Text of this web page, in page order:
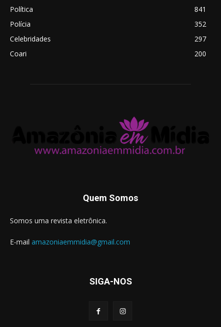
Política
841
Polícia
352
Celebridades
297
Coari
200
Quem Somos
Somos uma revista eletrônica.
E-mail amazoniaemmidia@gmail.com
SIGA-NOS